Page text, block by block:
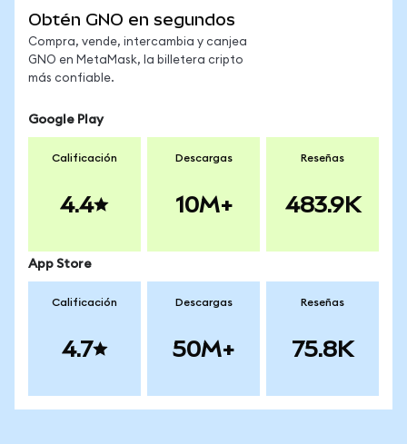
Obtén GNO en segundos
Compra, vende, intercambia y canjea
GNO en MetaMask, la billetera cripto
más confiable.
Google Play
Calificación
4.4
Descargas
10M+
Reseñas
483.9K
App Store
Calificación
4.7
Descargas
50M+
Reseñas
75.8K